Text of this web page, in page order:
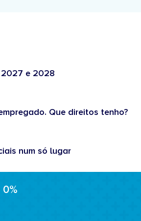
2027 e 2028
Que direitos tenho?
num só lugar